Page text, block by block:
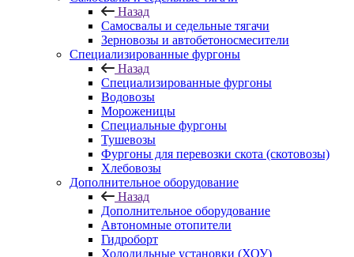
Назад
Самосвалы и седельные тягачи
Зерновозы и автобетоносмесители
Специализированные фургоны
Назад
Специализированные фургоны
Водовозы
Мороженицы
Специальные фургоны
Тушевозы
Фургоны для перевозки скота (скотовозы)
Хлебовозы
Дополнительное оборудование
Назад
Дополнительное оборудование
Автономные отопители
Гидроборт
Холодильные установки (ХОУ)